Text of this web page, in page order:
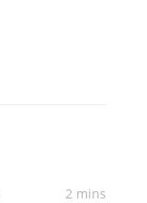
2 mins